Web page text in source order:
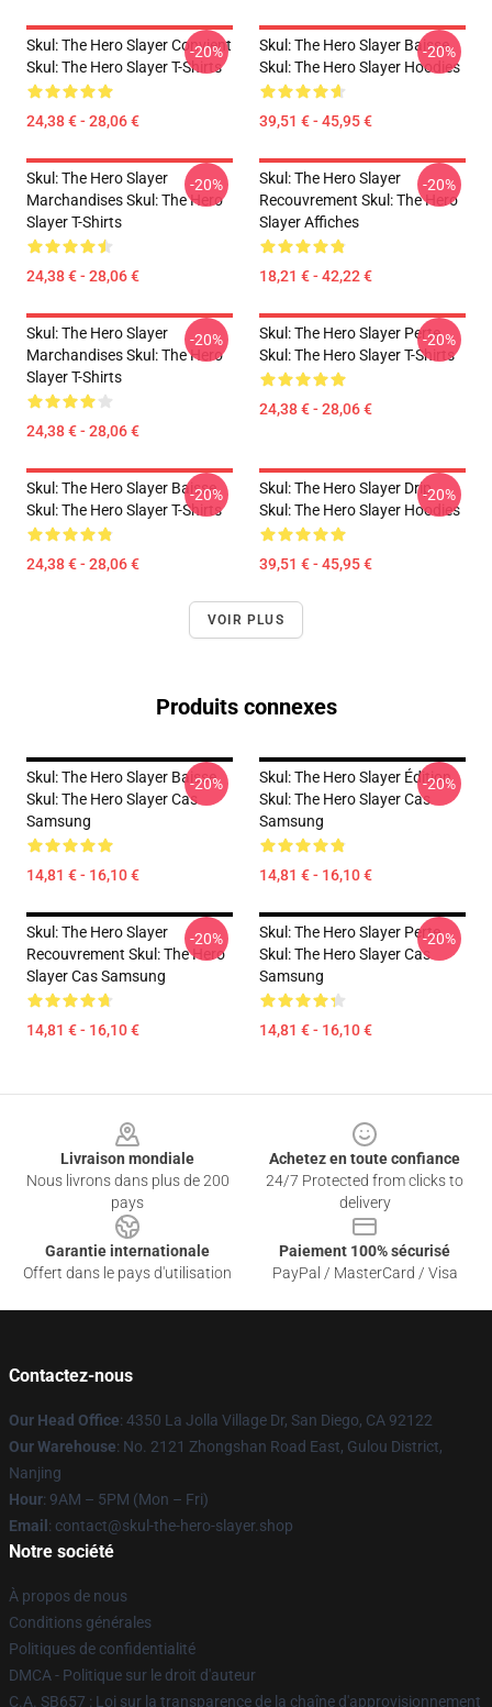
Skul: The Hero Slayer Convient
Skul: The Hero Slayer T-Shirts
24,38 € - 28,06 €
-20%
Skul: The Hero Slayer Baisse
Skul: The Hero Slayer Hoodies
39,51 € - 45,95 €
-20%
Skul: The Hero Slayer
Marchandises Skul: The Hero
Slayer T-Shirts
24,38 € - 28,06 €
-20%
Skul: The Hero Slayer
Recouvrement Skul: The Hero
Slayer Affiches
18,21 € - 42,22 €
-20%
Skul: The Hero Slayer
Marchandises Skul: The Hero
Slayer T-Shirts
24,38 € - 28,06 €
-20%
Skul: The Hero Slayer Perte
Skul: The Hero Slayer T-Shirts
24,38 € - 28,06 €
-20%
Skul: The Hero Slayer Baisse
Skul: The Hero Slayer T-Shirts
24,38 € - 28,06 €
-20%
Skul: The Hero Slayer Drip
Skul: The Hero Slayer Hoodies
39,51 € - 45,95 €
-20%
VOIR PLUS
Produits connexes
Skul: The Hero Slayer Baisse
Skul: The Hero Slayer Cas
Samsung
14,81 € - 16,10 €
-20%
Skul: The Hero Slayer Édition
Skul: The Hero Slayer Cas
Samsung
14,81 € - 16,10 €
-20%
Skul: The Hero Slayer
Recouvrement Skul: The Hero
Slayer Cas Samsung
14,81 € - 16,10 €
-20%
Skul: The Hero Slayer Perte
Skul: The Hero Slayer Cas
Samsung
14,81 € - 16,10 €
-20%
Livraison mondiale
Nous livrons dans plus de 200
pays
Achetez en toute confiance
24/7 Protected from clicks to
delivery
Garantie internationale
Offert dans le pays d'utilisation
Paiement 100% sécurisé
PayPal / MasterCard / Visa
Contactez-nous
Our Head Office: 4350 La Jolla Village Dr, San Diego, CA 92122
Our Warehouse: No. 2121 Zhongshan Road East, Gulou District,
Nanjing
Hour: 9AM – 5PM (Mon – Fri)
Email : contact@skul-the-hero-slayer.shop
Notre société
À propos de nous
Conditions générales
Politiques de confidentialité
DMCA - Politique sur le droit d'auteur
C.A. SB657 : Loi sur la transparence de la chaîne d'approvisionnement